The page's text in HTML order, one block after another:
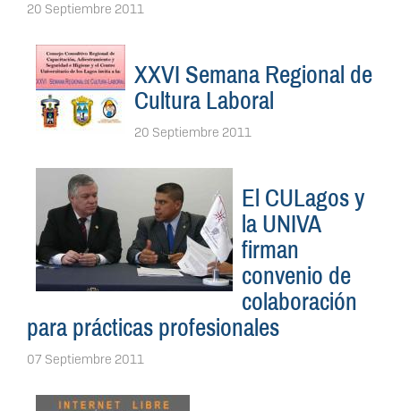
20 Septiembre 2011
XXVI Semana Regional de
Cultura Laboral
20 Septiembre 2011
El CULagos y
la UNIVA
firman
convenio de
colaboración
para prácticas profesionales
07 Septiembre 2011